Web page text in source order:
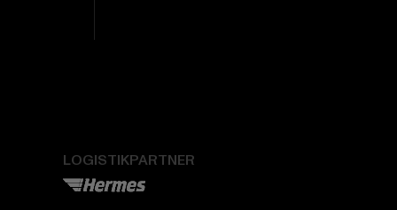
LOGISTIKPARTNER